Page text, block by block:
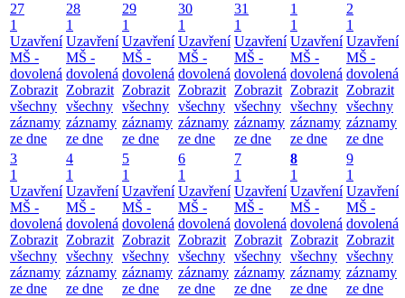
27
1
Uzavření
MŠ -
dovolená
Zobrazit
všechny
záznamy
ze dne
28
1
Uzavření
MŠ -
dovolená
Zobrazit
všechny
záznamy
ze dne
29
1
Uzavření
MŠ -
dovolená
Zobrazit
všechny
záznamy
ze dne
30
1
Uzavření
MŠ -
dovolená
Zobrazit
všechny
záznamy
ze dne
31
1
Uzavření
MŠ -
dovolená
Zobrazit
všechny
záznamy
ze dne
1
1
Uzavření
MŠ -
dovolená
Zobrazit
všechny
záznamy
ze dne
2
1
Uzavření
MŠ -
dovolená
Zobrazit
všechny
záznamy
ze dne
3
1
Uzavření
MŠ -
dovolená
Zobrazit
všechny
záznamy
ze dne
4
1
Uzavření
MŠ -
dovolená
Zobrazit
všechny
záznamy
ze dne
5
1
Uzavření
MŠ -
dovolená
Zobrazit
všechny
záznamy
ze dne
6
1
Uzavření
MŠ -
dovolená
Zobrazit
všechny
záznamy
ze dne
7
1
Uzavření
MŠ -
dovolená
Zobrazit
všechny
záznamy
ze dne
8
1
Uzavření
MŠ -
dovolená
Zobrazit
všechny
záznamy
ze dne
9
1
Uzavření
MŠ -
dovolená
Zobrazit
všechny
záznamy
ze dne